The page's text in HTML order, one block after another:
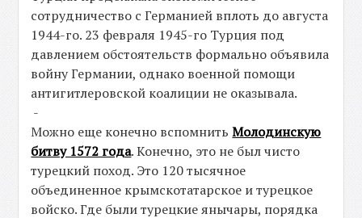
сотрудничество с Германией вплоть до августа
1944-го. 23 февраля 1945-го Турция под
давлением обстоятельств формально объявила
войну Германии, однако военной помощи
антигитлеровской коалиции не оказывала.
-
Можно еще конечно вспомнить Молодинскую
битву 1572 года. Конечно, это не был чисто
турецкий поход. Это 120 тысячное
объединенное крымскотатарское и турецкое
войско. Где были турецкие янычары, порядка